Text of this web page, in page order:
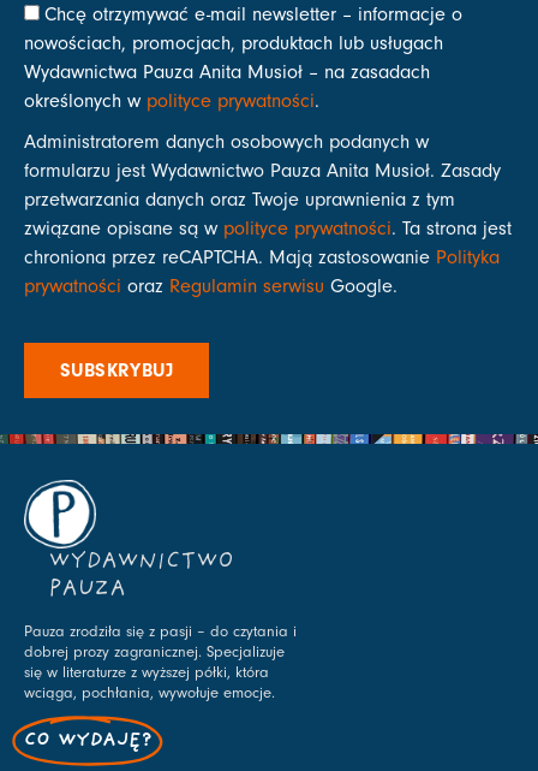
Chcę otrzymywać e-mail newsletter – informacje o
nowościach, promocjach, produktach lub usługach
Wydawnictwa Pauza Anita Musioł – na zasadach
określonych w polityce prywatności.
Administratorem danych osobowych podanych w
formularzu jest Wydawnictwo Pauza Anita Musioł. Zasady
przetwarzania danych oraz Twoje uprawnienia z tym
związane opisane są w polityce prywatności. Ta strona jest
chroniona przez reCAPTCHA. Mają zastosowanie Polityka
prywatności oraz Regulamin serwisu Google.
SUBSKRYBUJ
WYDAWNICTWO
PAUZA
Pauza zrodziła się z pasji – do czytania i
dobrej prozy zagranicznej. Specjalizuje
się w literaturze z wyższej półki, która
wciąga, pochłania, wywołuje emocje.
CO WYDAJĘ?